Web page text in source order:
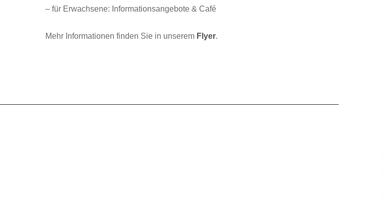
– für Erwachsene: Informationsangebote & Café
Mehr Informationen finden Sie in unserem Flyer.